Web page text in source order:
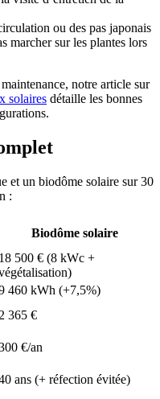
ou des pas japonais
marcher sur les plantes lors
notre article sur
solaires détaille les bonnes
et un biodôme solaire sur 30
:
Biodôme solaire
18 500 € (8 kWc +
460 kWh (+7,5%)
2 365 €
€/an
ans (+ réfection évitée)